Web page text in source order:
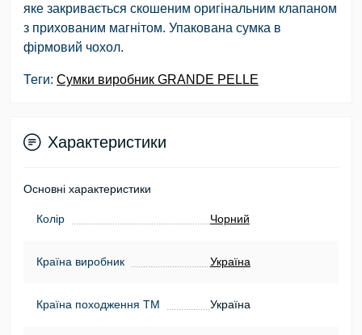
яке закривається скошеним оригінальним клапаном
з прихованим магнітом. Упакована сумка в
фірмовий чохол.
Теги: Сумки виробник GRANDE PELLE
Характеристики
Основні характеристики
Колір Чорний
Країна виробник Україна
Країна походження ТМ Україна